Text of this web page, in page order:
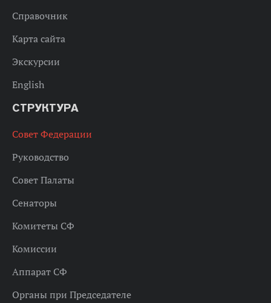
Справочник
Карта сайта
Экскурсии
English
СТРУКТУРА
Совет Федерации
Руководство
Совет Палаты
Сенаторы
Комитеты СФ
Комиссии
Аппарат СФ
Органы при Председателе